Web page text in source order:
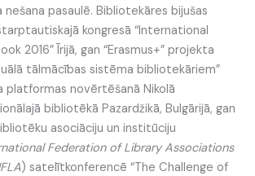
pasaulē. Bibliotekāres bijušas
kongresā “International
2016” Īrijā, gan “Erasmus+” projekta
tālmācības sistēma bibliotekāriem”
novērtēšanā Nikolā
bibliotēkā Pazardžikā, Bulgārijā, gan
asociāciju un institūciju
Federation of Library Associations
) satelītkonferencē “The Challenge of